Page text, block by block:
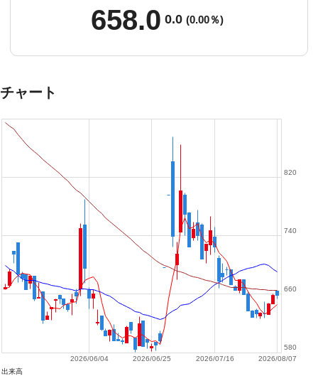
658.0 0.0 (0.00％)
チャート
2026/08/07
2026/07/16
2026/06/25
2026/06/04
580
660
740
820
出来高